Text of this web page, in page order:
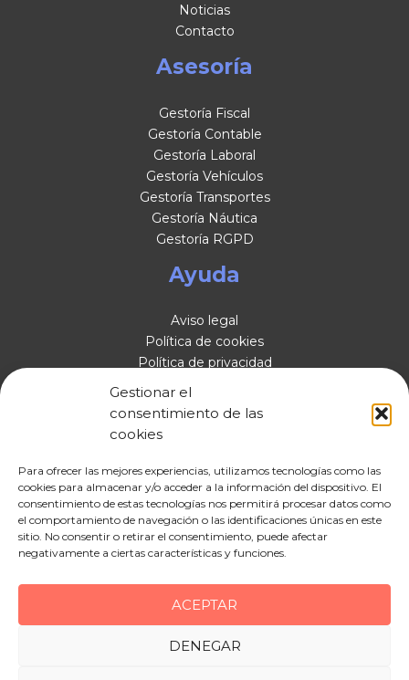
Gestionar el
consentimiento de las
cookies
Para ofrecer las mejores experiencias, utilizamos tecnologías como las
cookies para almacenar y/o acceder a la información del dispositivo. El
consentimiento de estas tecnologías nos permitirá procesar datos como
el comportamiento de navegación o las identificaciones únicas en este
sitio. No consentir o retirar el consentimiento, puede afectar
negativamente a ciertas características y funciones.
ACEPTAR
DENEGAR
Noticias
Contacto
Asesoría
Gestoría Fiscal
Gestoría Contable
Gestoría Laboral
Gestoría Vehículos
Gestoría Transportes
Gestoría Náutica
Gestoría RGPD
Ayuda
Aviso legal
Política de cookies
Política de privacidad
Accesibilidad
Mapa del sitio
Contacto
Carrer de Jaume Ibran, 20, local 2, 08301 Mataró,
Barcelona
info@gestoriamaresme.com
931 73 33 01
Copyright © 2026 Gestoria GAM | Diseñado por